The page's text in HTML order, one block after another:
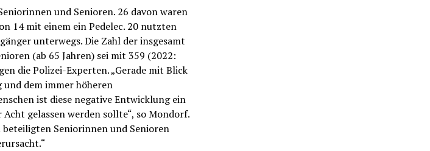
und Senioren. 26 davon waren
14 mit einem ein Pedelec. 20 nutzten
unterwegs. Die Zahl der insgesamt
(ab 65 Jahren) sei mit 359 (2022:
die Polizei-Experten. „Gerade mit Blick
dem immer höheren
ist diese negative Entwicklung ein
gelassen werden sollte“, so Mondorf.
Seniorinnen und Senioren